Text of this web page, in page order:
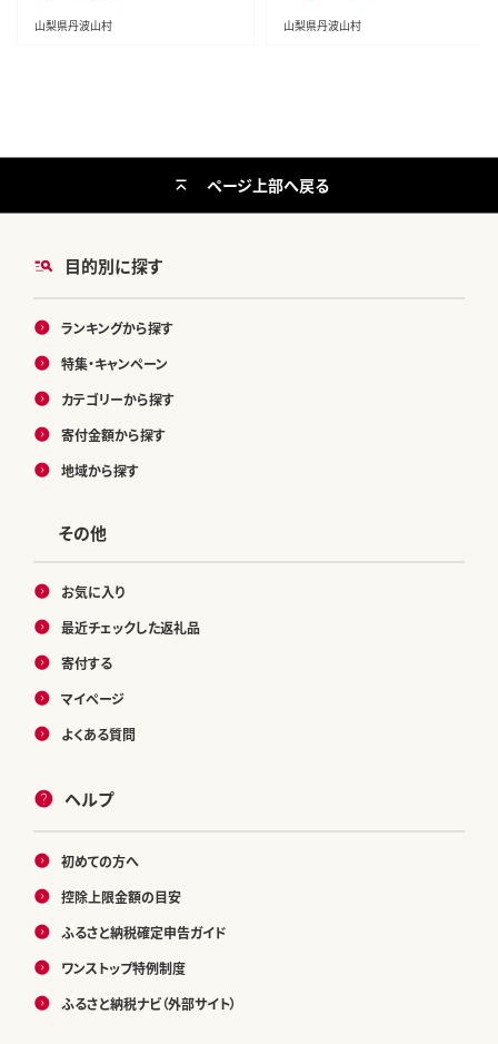
山梨県丹波山村 山梨県丹波山村
目的別に探す
ランキングから探す
特集・キャンペーン
カテゴリーから探す
寄付金額から探す
地域から探す
その他
お気に入り
最近チェックした返礼品
寄付する
マイページ
よくある質問
ヘルプ
初めての方へ
控除上限金額の目安
ふるさと納税確定申告ガイド
ワンストップ特例制度
ふるさと納税ナビ（外部サイト）
ページ上部へ戻る